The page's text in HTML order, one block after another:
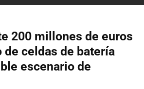
200 millones de euros
de celdas de batería
escenario de